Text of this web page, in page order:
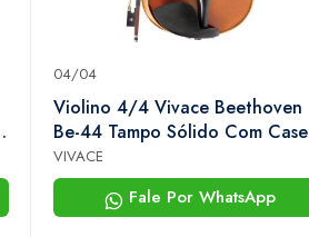
04/04
Violino 4/4 Vivace Beethoven
Be-44 Tampo Sólido Com Case
VIVACE
Fale Por WhatsApp